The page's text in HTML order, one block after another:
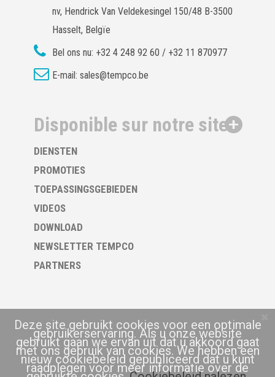
nv, Hendrick Van Veldekesingel 150/48 B-3500
Hasselt, Belgïe
Bel ons nu: +32 4 248 92 60 / +32 11 870977
E-mail: sales@tempco.be
Disponible sur notre site
DIENSTEN
PROMOTIES
TOEPASSINGSGEBIEDEN
VIDEOS
DOWNLOAD
NEWSLETTER TEMPCO
PARTNERS
Deze site gebruikt cookies voor een optimale
gebruikerservaring. Als u onze website
gebruikt gaan we ervan uit dat u akkoord gaat
met ons gebruik van cookies. We hebben een
nieuw cookiebeleid gepubliceerd dat u kunt
raadplegen voor meer informatie over de